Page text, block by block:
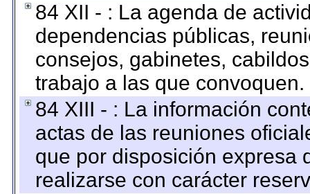
84 XII - : La agenda de
dependencias públicas,
consejos, gabinetes,
trabajo a las que convoquen.
84 XIII - : La información
actas de las reuniones
que por disposición expresa
realizarse con carácter